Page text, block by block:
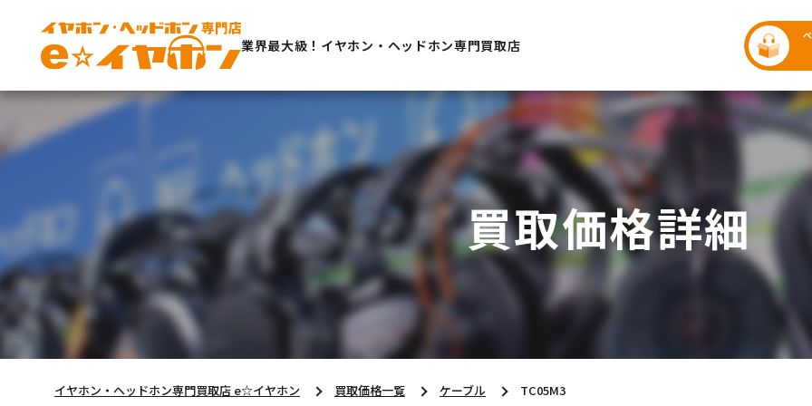
業界最大級！イヤホン・ヘッドホン専門買取店
買取価格詳細
イヤホン・ヘッドホン専門買取店 e☆イヤホン 買取価格一覧 ケーブル TC05M3